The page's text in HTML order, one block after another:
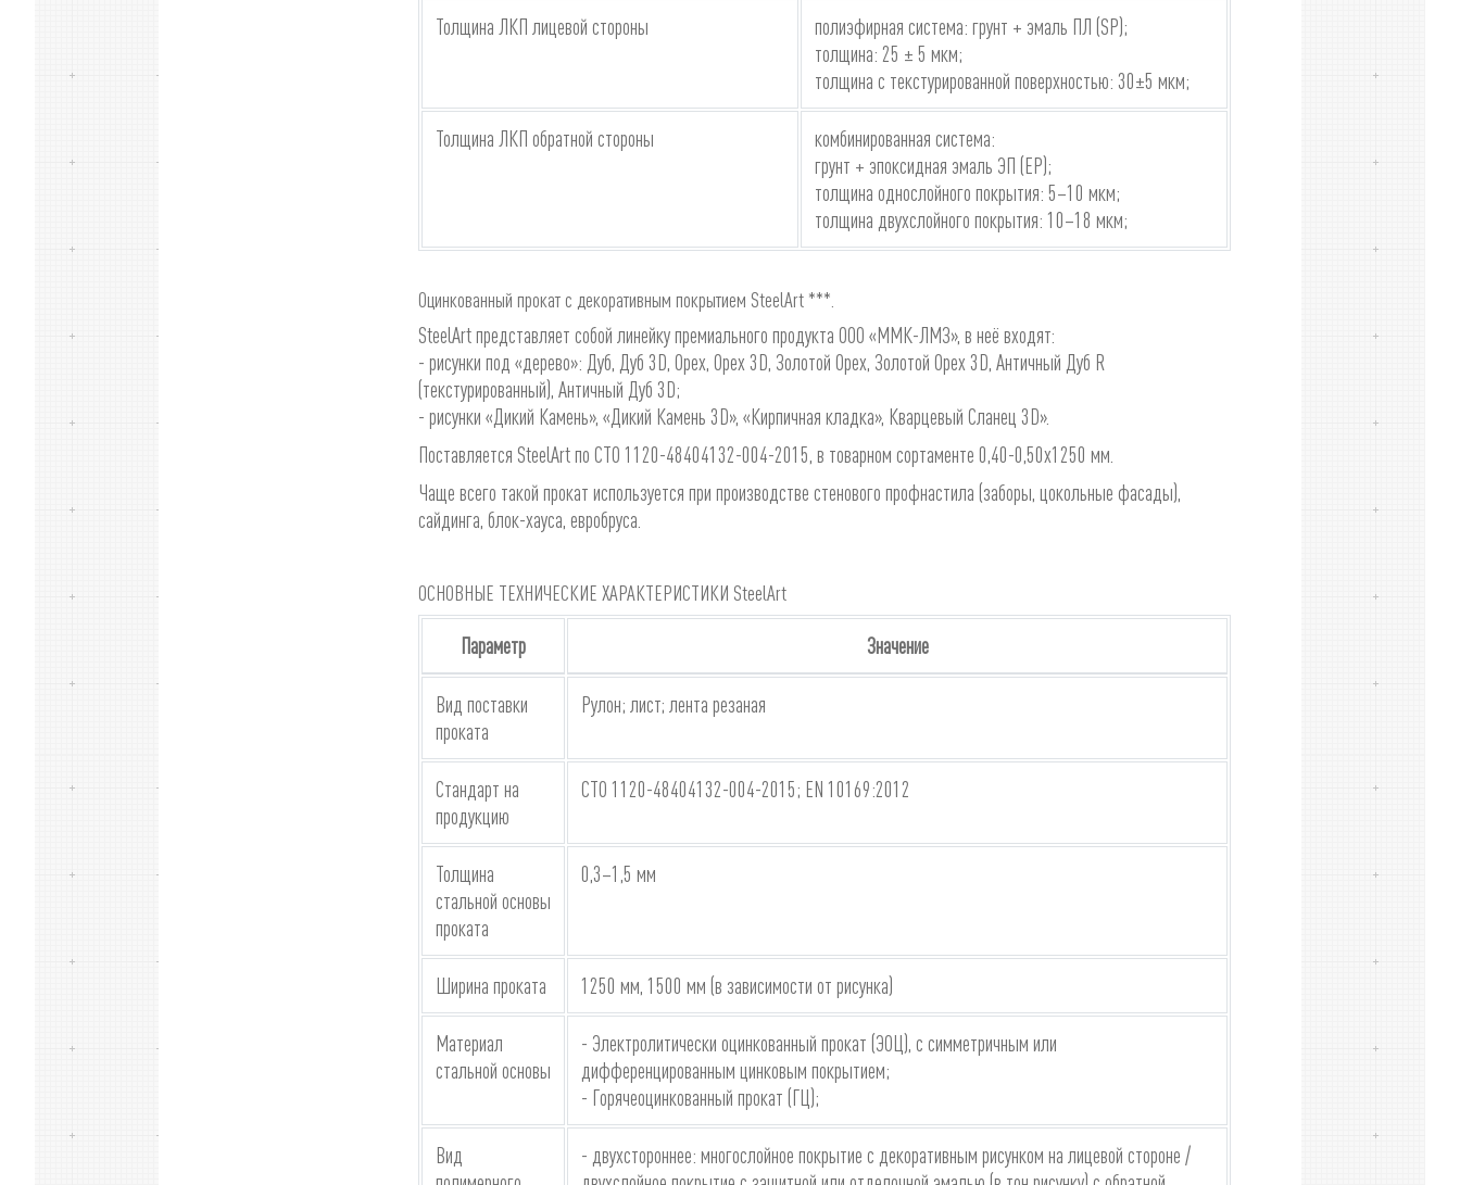
Толщина ЛКП лицевой стороны
полиэфирная система: грунт + эмаль ПЛ (SP);
толщина: 25 ± 5 мкм;
толщина с текстурированной поверхностью: 30±5 мкм;
Толщина ЛКП обратной стороны
комбинированная система:
грунт + эпоксидная эмаль ЭП (EP);
толщина однослойного покрытия: 5–10 мкм;
толщина двухслойного покрытия: 10–18 мкм;
Оцинкованный прокат с декоративным покрытием SteelArt ***.
SteelArt представляет собой линейку премиального продукта ООО «ММК-ЛМЗ», в неё входят:
- рисунки под «дерево»: Дуб, Дуб 3D, Орех, Орех 3D, Золотой Орех, Золотой Орех 3D, Античный Дуб R
(текстурированный), Античный Дуб 3D;
- рисунки «Дикий Камень», «Дикий Камень 3D», «Кирпичная кладка», Кварцевый Сланец 3D».
Поставляется SteelArt по СТО 1120-48404132-004-2015, в товарном сортаменте 0,40-0,50х1250 мм.
Чаще всего такой прокат используется при производстве стенового профнастила (заборы, цокольные фасады),
сайдинга, блок-хауса, евробруса.
ОСНОВНЫЕ ТЕХНИЧЕСКИЕ ХАРАКТЕРИСТИКИ SteelArt
Параметр Значение
Вид поставки
проката
Рулон; лист; лента резаная
Стандарт на
продукцию
СТО 1120-48404132-004-2015; EN 10169:2012
Толщина
стальной основы
проката
0,3–1,5 мм
Ширина проката 1250 мм, 1500 мм (в зависимости от рисунка)
Материал
стальной основы
- Электролитически оцинкованный прокат (ЭОЦ), с симметричным или
дифференцированным цинковым покрытием;
- Горячеоцинкованный прокат (ГЦ);
Вид
- двухстороннее: многослойное покрытие с декоративным рисунком на лицевой стороне /